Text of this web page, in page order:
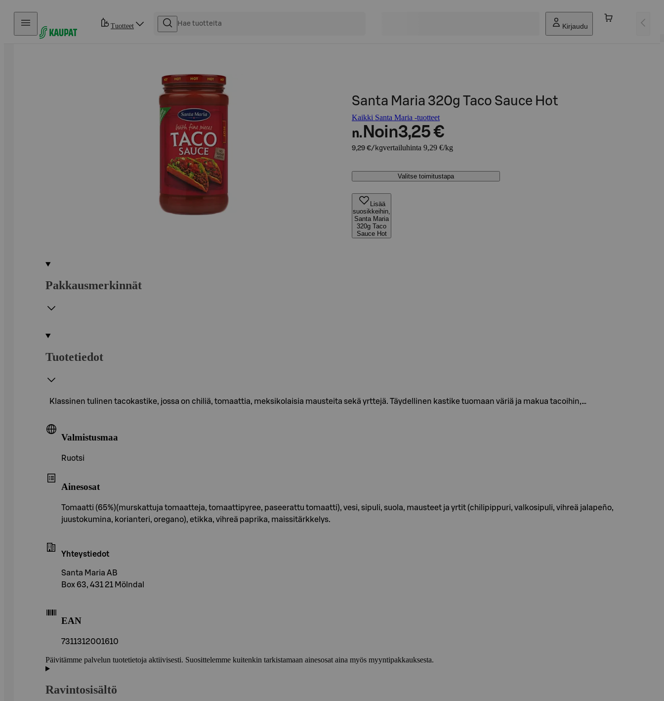
Hyppää sisältöön
Tuotteet Kirjaudu
Santa Maria 320g Taco Sauce Hot
Kaikki Santa Maria -tuotteet
n. Noin3,25 €
9,29 €/kgvertailuhinta 9,29 €/kg
Valitse toimitustapa
Lisää
suosikkeihin,
Santa Maria
320g Taco
Sauce Hot
Pakkausmerkinnät
Tuotetiedot
Klassinen tulinen tacokastike, jossa on chiliä, tomaattia, meksikolaisia mausteita sekä yrttejä. Täydellinen kastike tuomaan väriä ja makua tacoihin,…
Valmistusmaa
Ruotsi
Ainesosat
Tomaatti (65%)(murskattuja tomaatteja, tomaattipyree, paseerattu tomaatti), vesi, sipuli, suola, mausteet ja yrtit (chilipippuri, valkosipuli, vihreä jalapeño,
juustokumina, korianteri, oregano), etikka, vihreä paprika, maissitärkkelys.
Yhteystiedot
Santa Maria AB
Box 63, 431 21 Mölndal
EAN
7311312001610
Päivitämme palvelun tuotetietoja aktiivisesti. Suosittelemme kuitenkin tarkistamaan ainesosat aina myös myyntipakkauksesta.
Ravintosisältö